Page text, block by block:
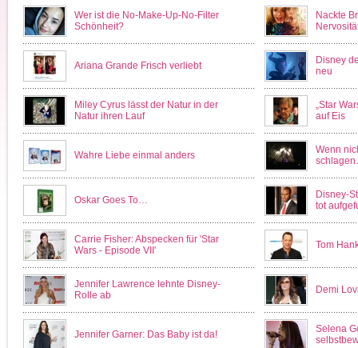
Wer ist die No-Make-Up-No-Filter
Schönheit?
Nackte
Ariana Grande Frisch verliebt
Disney
neu
Miley Cyrus lässt der Natur in der
Natur ihren Lauf
„Star
auf Eis
Wahre Liebe einmal anders
Wenn
Oskar Goes To…
Disney-
tot
Carrie Fisher: Abspecken für 'Star
Wars - Episode VII'
Tom
Jennifer Lawrence lehnte Disney-
Rolle ab
Demi
Jennifer Garner: Das Baby ist da!
Selena